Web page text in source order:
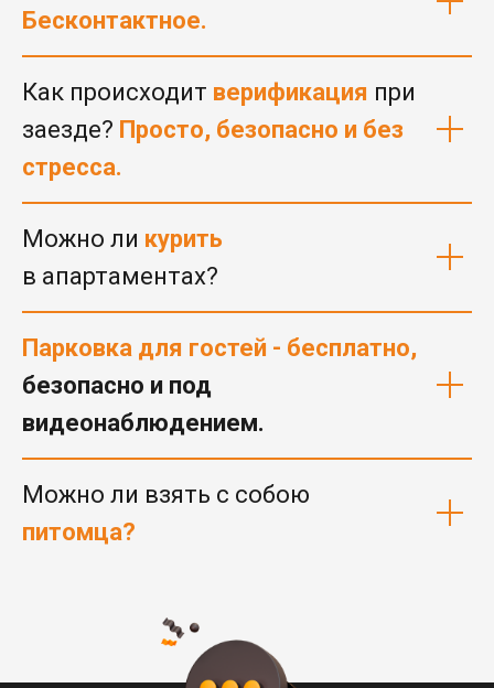
Бесконтактное.
Как происходит верификация при
заезде? Просто, безопасно и без
стресса.
Можно ли курить
в апартаментах?
Парковка для гостей - бесплатно,
безопасно и под
видеонаблюдением.
Можно ли взять с собою
питомца?